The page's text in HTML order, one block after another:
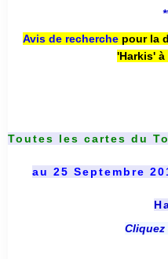
Avis de recherche pour la
'Harkis' à
Toutes les cartes du
au 25 Septembre
Cliquez